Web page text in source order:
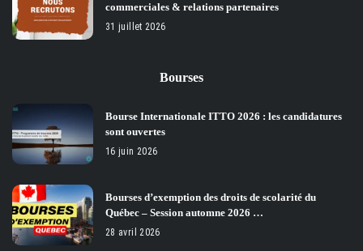
commerciales & relations partenaires
31 juillet 2026
Bourses
Bourse Internationale ITTO 2026 : les candidatures
sont ouvertes
16 juin 2026
Bourses d’exemption des droits de scolarité du
Québec – Session automne 2026 …
28 avril 2026